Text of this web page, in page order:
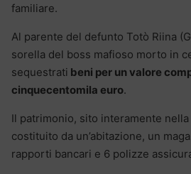
familiare.
Al parente del defunto Totò Riina
sorella del boss mafioso morto in
sequestrati beni per un valore
cinquecentomila euro.
Il patrimonio, sito interamente
costituito da un’abitazione, un
rapporti bancari e 6 polizze